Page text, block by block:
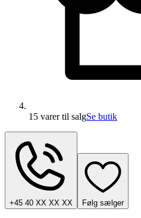
15 varertil salgSe butik
+45 40 XX XX XX Følg sælger